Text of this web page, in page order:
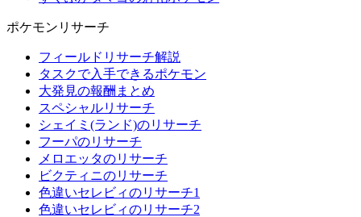
ポケモンリサーチ
フィールドリサーチ解説
タスクで入手できるポケモン
大発見の報酬まとめ
スペシャルリサーチ
シェイミ(ランド)のリサーチ
フーパのリサーチ
メロエッタのリサーチ
ビクティニのリサーチ
色違いセレビィのリサーチ1
色違いセレビィのリサーチ2